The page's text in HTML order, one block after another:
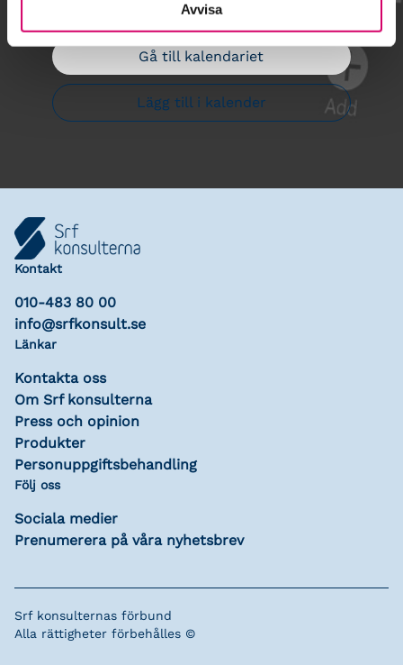
Avvisa
Gå till kalendariet
Lägg till i kalender
Kontakt
010-483 80 00
info@srfkonsult.se
Länkar
Kontakta oss
Om Srf konsulterna
Press och opinion
Produkter
Personuppgiftsbehandling
Följ oss
Sociala medier
Prenumerera på våra nyhetsbrev
Srf konsulternas förbund
Alla rättigheter förbehålles ©